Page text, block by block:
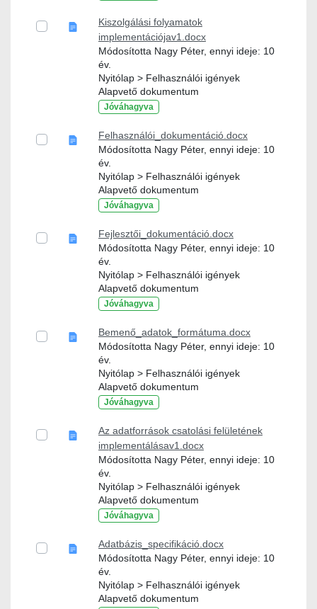
Kiszolgálási folyamatok
implementációjav1.docx
Módosította Nagy Péter, ennyi ideje: 10
év.
Nyitólap > Felhasználói igények
Alapvető dokumentum
Jóváhagyva
Felhasználói_dokumentáció.docx
Módosította Nagy Péter, ennyi ideje: 10
év.
Nyitólap > Felhasználói igények
Alapvető dokumentum
Jóváhagyva
Fejlesztői_dokumentáció.docx
Módosította Nagy Péter, ennyi ideje: 10
év.
Nyitólap > Felhasználói igények
Alapvető dokumentum
Jóváhagyva
Bemenő_adatok_formátuma.docx
Módosította Nagy Péter, ennyi ideje: 10
év.
Nyitólap > Felhasználói igények
Alapvető dokumentum
Jóváhagyva
Az adatforrások csatolási felületének
implementálásav1.docx
Módosította Nagy Péter, ennyi ideje: 10
év.
Nyitólap > Felhasználói igények
Alapvető dokumentum
Jóváhagyva
Adatbázis_specifikáció.docx
Módosította Nagy Péter, ennyi ideje: 10
év.
Nyitólap > Felhasználói igények
Alapvető dokumentum